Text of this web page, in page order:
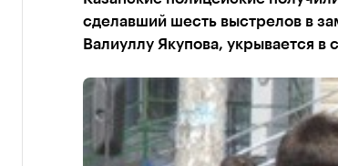
сделавший шесть выстрелов в
Валиуллу Якупова, укрывается в